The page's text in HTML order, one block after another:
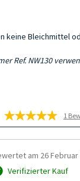
keine Bleichmittel
Ref. NW130
1
am 26 Februar
Verifizierter Kauf